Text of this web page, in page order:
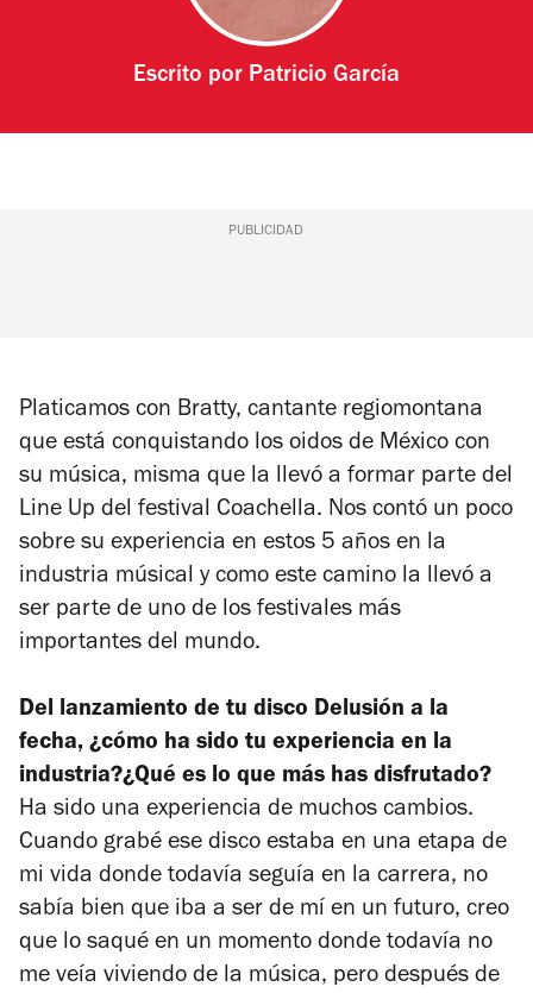
Escrito por Patricio García
PUBLICIDAD
Platicamos con Bratty, cantante regiomontana
que está conquistando los oidos de México con
su música, misma que la llevó a formar parte del
Line Up del festival Coachella. Nos contó un poco
sobre su experiencia en estos 5 años en la
industria músical y como este camino la llevó a
ser parte de uno de los festivales más
importantes del mundo.
Del lanzamiento de tu disco Delusión a la
fecha, ¿cómo ha sido tu experiencia en la
industria?¿Qué es lo que más has disfrutado?
Ha sido una experiencia de muchos cambios.
Cuando grabé ese disco estaba en una etapa de
mi vida donde todavía seguía en la carrera, no
sabía bien que iba a ser de mí en un futuro, creo
que lo saqué en un momento donde todavía no
me veía viviendo de la música, pero después de